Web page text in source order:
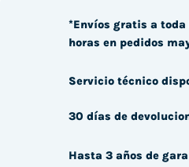
*Envíos gratis a
horas en pedidos
Servicio técnico
30 días de
Hasta 3 años de